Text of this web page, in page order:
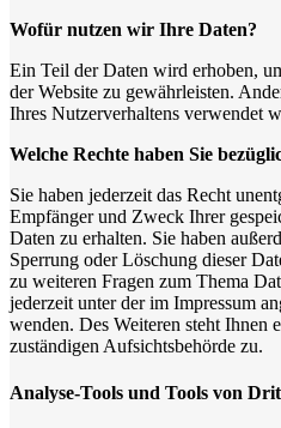
Wofür nutzen wir Ihre Daten?
Ein Teil der Daten wird erhoben,
der Website zu gewährleisten.
Ihres Nutzerverhaltens verwendet
Welche Rechte haben Sie
Sie haben jederzeit das Recht
Empfänger und Zweck Ihrer
Daten zu erhalten. Sie haben
Sperrung oder Löschung dieser
zu weiteren Fragen zum Thema
jederzeit unter der im Impressum
wenden. Des Weiteren steht Ihnen
zuständigen Aufsichtsbehörde zu.
Analyse-Tools und Tools von